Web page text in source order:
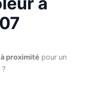
proximité pour un